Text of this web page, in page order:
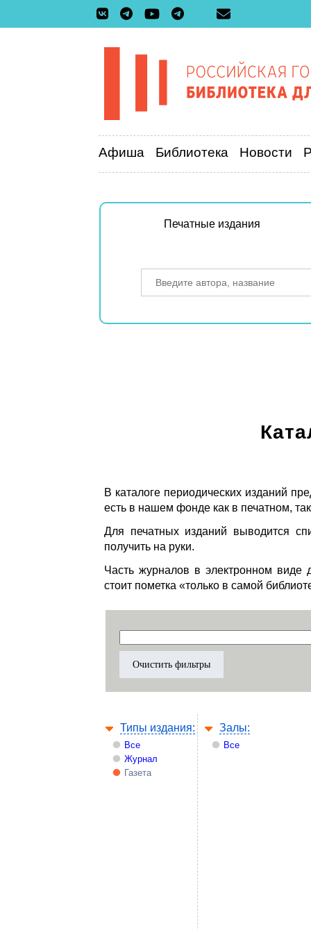
Афиша Библиотека Новости
Печатные издания
В каталоге периодических изданий
есть в нашем фонде как в печатном,
Для печатных изданий выводится
получить на руки.
Часть журналов в электронном виде
стоит пометка «только в самой
Типы издания:
Все
Журнал
Газета
Залы:
Все